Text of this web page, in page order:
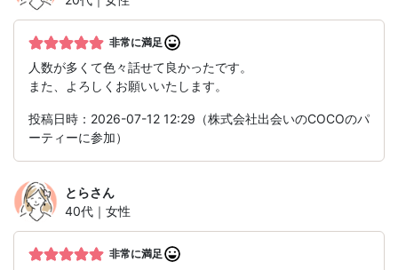
非常に満足
人数が多くて色々話せて良かったです。
また、よろしくお願いいたします。
投稿日時：2026-07-12 12:29（株式会社出会いのCOCOのパ
ーティーに参加）
とらさん
40代｜女性
非常に満足